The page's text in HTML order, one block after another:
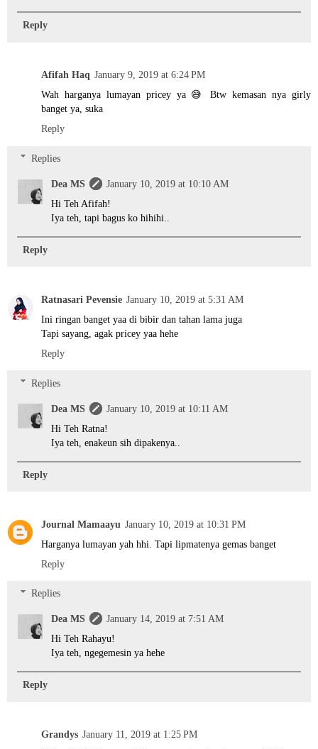
Reply
Afifah Haq January 9, 2019 at 6:24 PM
Wah harganya lumayan pricey ya 😅 Btw kemasan nya girly
banget ya, suka
Reply
Replies
Dea MS
January 10, 2019 at 10:10 AM
Hi Teh Afifah!
Iya teh, tapi bagus ko hihihi..
Reply
Ratnasari Pevensie January 10, 2019 at 5:31 AM
Ini ringan banget yaa di bibir dan tahan lama juga
Tapi sayang, agak pricey yaa hehe
Reply
Replies
Dea MS
January 10, 2019 at 10:11 AM
Hi Teh Ratna!
Iya teh, enakeun sih dipakenya..
Reply
Journal Mamaayu January 10, 2019 at 10:31 PM
Harganya lumayan yah hhi. Tapi lipmatenya gemas banget
Reply
Replies
Dea MS
January 14, 2019 at 7:51 AM
Hi Teh Rahayu!
Iya teh, ngegemesin ya hehe
Reply
Grandys January 11, 2019 at 1:25 PM